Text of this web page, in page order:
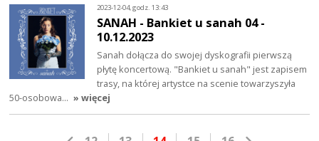
2023-12-04, godz. 13:43
SANAH - Bankiet u sanah 04 -
10.12.2023
Sanah dołącza do swojej dyskografii pierwszą
płytę koncertową. "Bankiet u sanah" jest zapisem
trasy, na której artystce na scenie towarzyszyła
50-osobowa… » więcej